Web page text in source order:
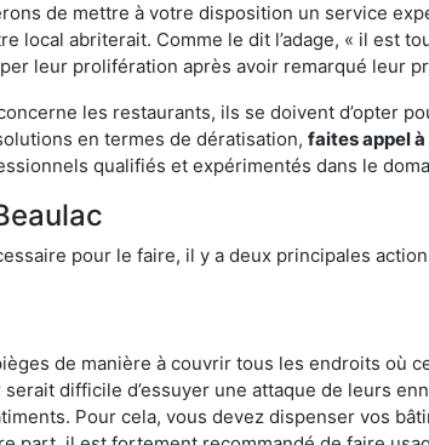
de mettre à votre disposition un service
local abriterait. Comme le dit l’adage, « il est
leur prolifération après avoir remarqué leur
les restaurants, ils se doivent d’opter
en termes de dératisation, faites appel
qualifiés et expérimentés dans le
pour le faire, il y a deux principales
de manière à couvrir tous les endroits où
difficile d’essuyer une attaque de leurs
Pour cela, vous devez dispenser vos